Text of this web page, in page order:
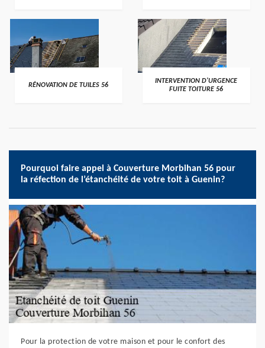
>
RÉNOVATION DE TUILES 56 >
INTERVENTION D'URGENCE
FUITE TOITURE 56
Pourquoi faire appel à Couverture Morbihan 56 pour
la réfection de l’étanchéité de votre toit à Guenin?
Pour la protection de votre maison et pour le confort des